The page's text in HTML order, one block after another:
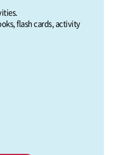
flash cards, activity